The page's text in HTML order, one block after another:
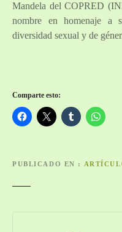
Mandela del COPRED
nombre en homenaje a
diversidad sexual y de
Comparte esto:
PUBLICADO EN